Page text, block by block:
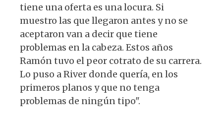
tiene una oferta es una locura. Si
muestro las que llegaron antes y no se
aceptaron van a decir que tiene
problemas en la cabeza. Estos años
Ramón tuvo el peor cotrato de su carrera.
Lo puso a River donde quería, en los
primeros planos y que no tenga
problemas de ningún tipo".